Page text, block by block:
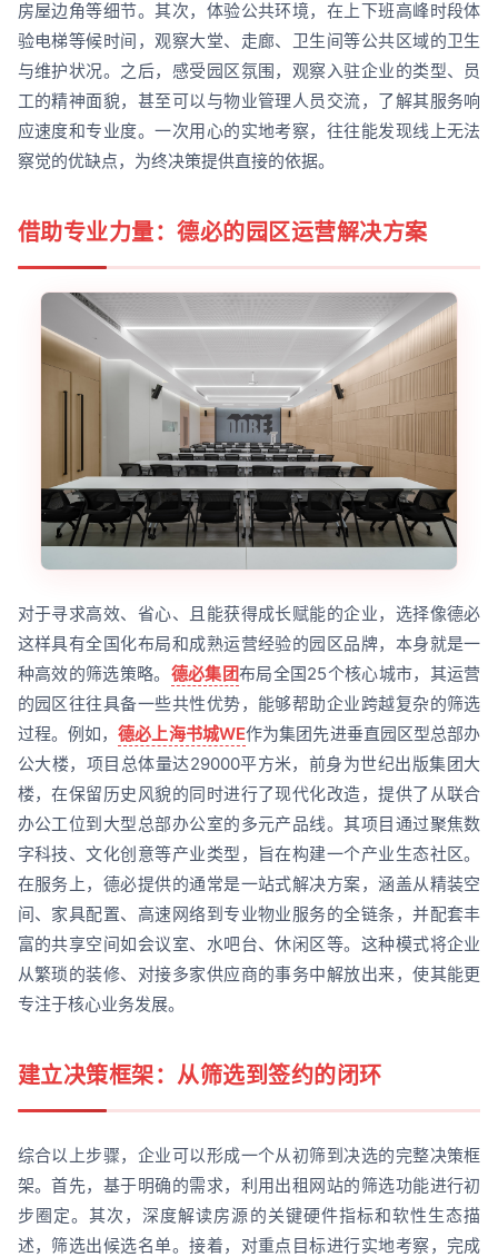
房屋边角等细节。其次，体验公共环境，在上下班高峰时段体
验电梯等候时间，观察大堂、走廊、卫生间等公共区域的卫生
与维护状况。之后，感受园区氛围，观察入驻企业的类型、员
工的精神面貌，甚至可以与物业管理人员交流，了解其服务响
应速度和专业度。一次用心的实地考察，往往能发现线上无法
察觉的优缺点，为终决策提供直接的依据。
借助专业力量：德必的园区运营解决方案
对于寻求高效、省心、且能获得成长赋能的企业，选择像德必
这样具有全国化布局和成熟运营经验的园区品牌，本身就是一
种高效的筛选策略。 德必集团布局全国25个核心城市，其运营
的园区往往具备一些共性优势，能够帮助企业跨越复杂的筛选
过程。例如，德必上海书城WE作为集团先进垂直园区型总部办
公大楼，项目总体量达29000平方米，前身为世纪出版集团大
楼，在保留历史风貌的同时进行了现代化改造，提供了从联合
办公工位到大型总部办公室的多元产品线。其项目通过聚焦数
字科技、文化创意等产业类型，旨在构建一个产业生态社区。
在服务上，德必提供的通常是一站式解决方案，涵盖从精装空
间、家具配置、高速网络到专业物业服务的全链条，并配套丰
富的共享空间如会议室、水吧台、休闲区等。这种模式将企业
从繁琐的装修、对接多家供应商的事务中解放出来，使其能更
专注于核心业务发展。
建立决策框架：从筛选到签约的闭环
综合以上步骤，企业可以形成一个从初筛到决选的完整决策框
架。首先，基于明确的需求，利用出租网站的筛选功能进行初
步圈定。其次，深度解读房源的关键硬件指标和软性生态描
述，筛选出候选名单。接着，对重点目标进行实地考察，完成